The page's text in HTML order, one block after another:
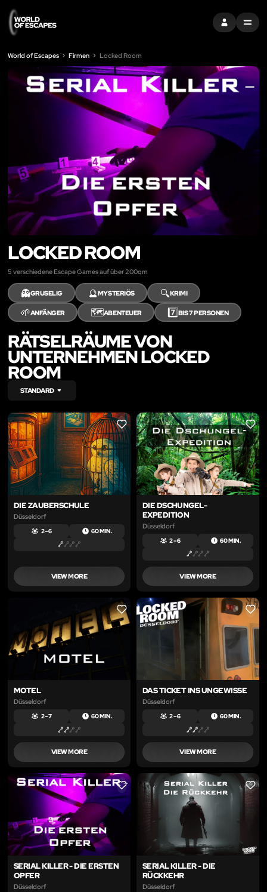
EINTRAGEN
MENU
World of Escapes Firmen Locked Room
LOCKED ROOM
5 verschiedene Escape Games auf über 200qm
👻GRUSELIG 🔮MYSTERIÖS 🔍KRIMI
🌱ANFÄNGER 🗺️ABENTEUER 7️⃣BIS 7 PERSONEN
RÄTSELRÄUME VON
UNTERNEHMEN LOCKED
ROOM
STANDARD
LIKE
DIE ZAUBERSCHULE
Düsseldorf
2 – 6 60 MIN.
VIEW MORE
LIKE
DIE DSCHUNGEL-
EXPEDITION
Düsseldorf
2 – 6 60 MIN.
VIEW MORE
LIKE
MOTEL
Düsseldorf
2 – 7 60 MIN.
VIEW MORE
LIKE
DAS TICKET INS UNGEWISSE
Düsseldorf
2 – 6 60 MIN.
VIEW MORE
LIKE
SERIAL KILLER - DIE ERSTEN
OPFER
Düsseldorf
LIKE
SERIAL KILLER - DIE
RÜCKKEHR
Düsseldorf